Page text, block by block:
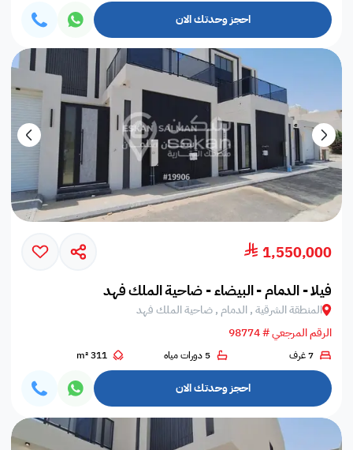
احجز وحدتك الان
1,550,000
فيلا - الدمام - البيضاء - ضاحية الملك فهد
المنطقة الشرقية , الدمام , ضاحية الملك فهد
الرقم المرجعي # 98774
7 غرف 5 دورات مياه 311 m²
احجز وحدتك الان